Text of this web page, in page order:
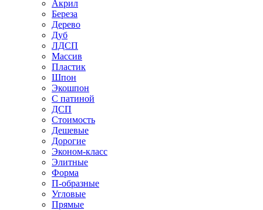
Акрил
Береза
Дерево
Дуб
ЛДСП
Массив
Пластик
Шпон
Экошпон
С патиной
ДСП
Стоимость
Дешевые
Дорогие
Эконом-класс
Элитные
Форма
П-образные
Угловые
Прямые